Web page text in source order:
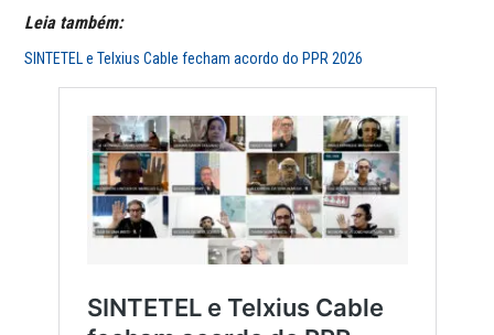
Leia também:
SINTETEL e Telxius Cable fecham acordo do PPR 2026